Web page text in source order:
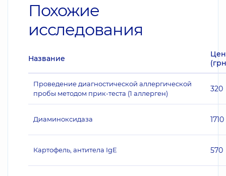
Похожие
исследования
Название
Проведение диагностической аллергической
пробы методом прик-теста (1 аллерген)
320
Диаминоксидаза 1710
Картофель, антитела IgE 570